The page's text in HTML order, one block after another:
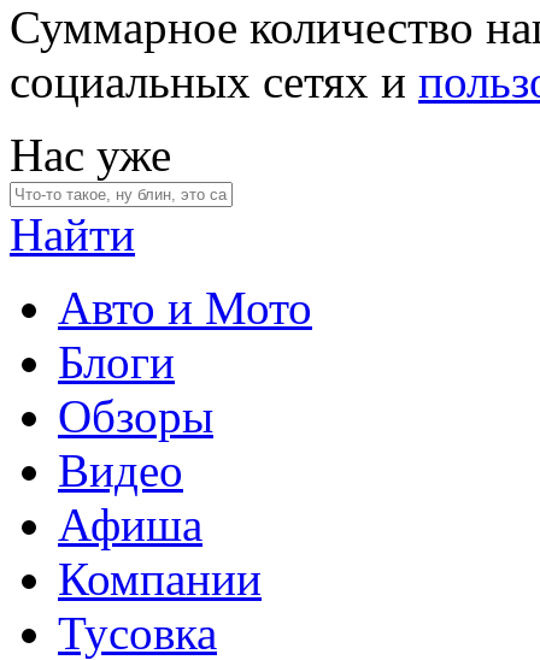
Суммарное количество
социальных сетях и
Нас уже
Найти
Авто и Мото
Блоги
Обзоры
Видео
Афиша
Компании
Тусовка